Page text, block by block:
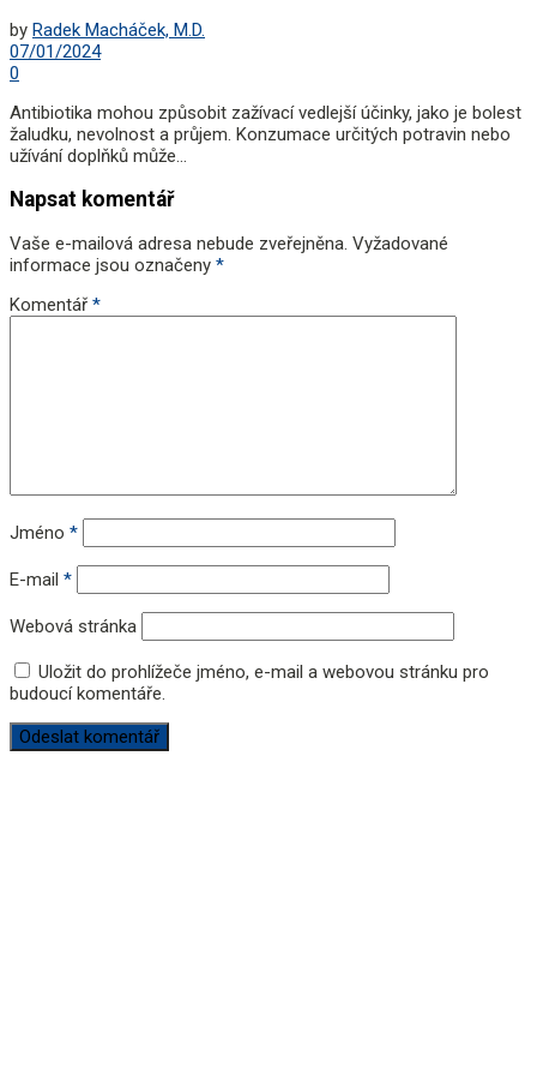
by Radek Macháček, M.D.
07/01/2024
0
Antibiotika mohou způsobit zažívací vedlejší účinky, jako je bolest
žaludku, nevolnost a průjem. Konzumace určitých potravin nebo
užívání doplňků může...
Napsat komentář
Vaše e-mailová adresa nebude zveřejněna. Vyžadované
informace jsou označeny *
Komentář *
Jméno *
E-mail *
Webová stránka
Uložit do prohlížeče jméno, e-mail a webovou stránku pro
budoucí komentáře.